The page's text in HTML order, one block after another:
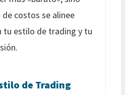
costos se alinee
tu estilo de trading y tu
de Trading